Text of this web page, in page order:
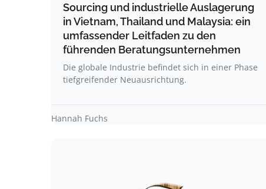
Sourcing und industrielle Auslagerung
in Vietnam, Thailand und Malaysia: ein
umfassender Leitfaden zu den
führenden Beratungsunternehmen
Die globale Industrie befindet sich in einer Phase
tiefgreifender Neuausrichtung.
Hannah Fuchs